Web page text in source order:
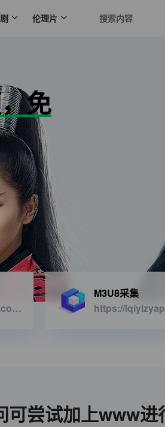
伦理片
免
https://www.iqiyizyjx.com/?url=
M3U8采集
可尝试加上www进